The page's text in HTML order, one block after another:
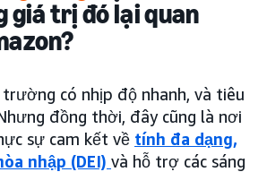
giá trị đó lại quan
có nhịp độ nhanh, và tiêu
đồng thời, đây cũng là nơi
sự cam kết về tính đa dạng,
nhập (DEI) và hỗ trợ các sáng